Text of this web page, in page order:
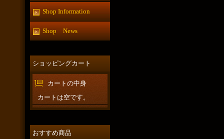
Shop Information
Shop News
ショッピングカート
カートの中身
カートは空です。
おすすめ商品